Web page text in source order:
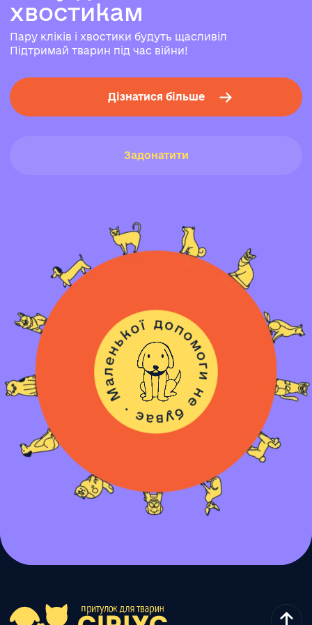
хвостикам
Пару кліків і хвостики будуть щасливіл
Підтримай тварин під час війни!
Дізнатися більше
Задонатити